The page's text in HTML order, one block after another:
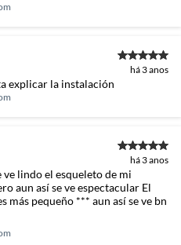
há 3 anos
explicar la instalación
há 3 anos
ve lindo el esqueleto de mi
aun así se ve espectacular El
más pequeño *** aun así se ve bn